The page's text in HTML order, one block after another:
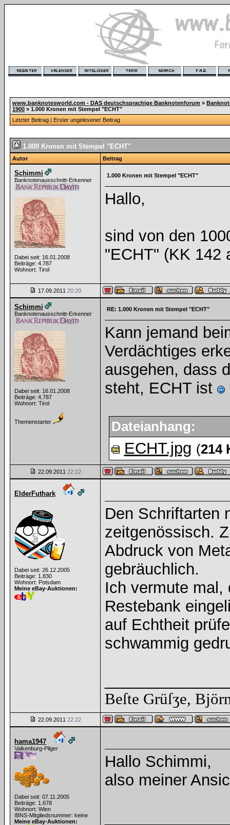
www.banknotesworld.com - DAS deutschsprachige Banknotenforum »
1900 » 1.000 Kronen mit Stempel "ECHT"
Letzter Beitrag | Erster ungelesener Beitrag
1.000 Kronen mit Stempel "ECHT"
Autor Beitrag
Schimmi
Banknotenausschnitt-Erkenner
Dabei seit: 16.01.2008
Beiträge: 4.787
Wohnort: Tirol
1.000 Kronen mit Stempel "ECHT"
Hallo,
sind von den
"ECHT" (KK 142
17.09.2011 20:20
Schimmi
Banknotenausschnitt-Erkenner
Dabei seit: 16.01.2008
Beiträge: 4.787
Wohnort: Tirol
Themenstarter
RE: 1.000 Kronen mit Stempel "ECHT"
Kann jemand
Verdächtiges
ausgehen, dass
steht, ECHT ist
Dateianhang:
ECHT.jpg (214
22.09.2011 22:12
ElderFuthark
Dabei seit: 26.12.2005
Beiträge: 1.830
Wohnort: Potsdam
Meine eBay-Auktionen:
Den Schriftarten
zeitgenössisch.
Abdruck von
gebräuchlich.
Ich vermute mal,
Restebank
auf Echtheit
schwammig
Beſte Grüſʒe,
22.09.2011 22:22
hama1947
Valkenburg-Pilger
Dabei seit: 07.11.2005
Beiträge: 1.678
Wohnort: Wien
IBNS-Mitgliedsnummer: keine
Meine eBay-Auktionen:
Hallo Schimmi,
also meiner